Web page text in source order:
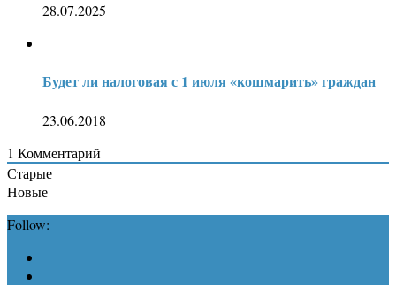
28.07.2025
Будет ли налоговая с 1 июля «кошмарить» граждан
23.06.2018
1 Комментарий
Старые
Новые
Follow: